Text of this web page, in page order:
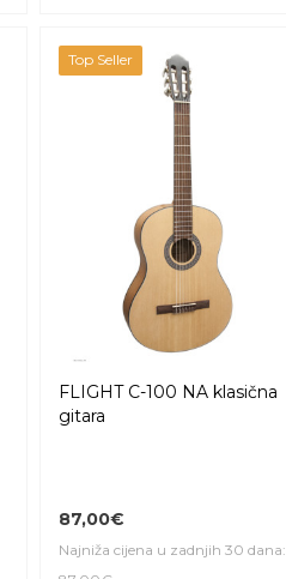
Top Seller
FLIGHT C-100 NA klasična
gitara
87,00€
Najniža cijena u zadnjih 30 dana: